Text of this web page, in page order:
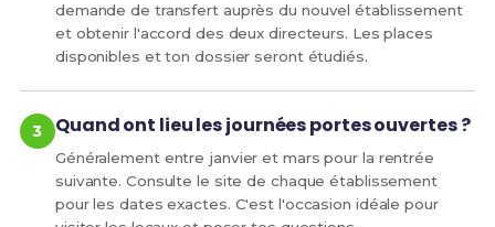
demande de transfert auprès du nouvel établissement
et obtenir l'accord des deux directeurs. Les places
disponibles et ton dossier seront étudiés.
Quand ont lieu les journées portes ouvertes ?
Généralement entre janvier et mars pour la rentrée
suivante. Consulte le site de chaque établissement
pour les dates exactes. C'est l'occasion idéale pour